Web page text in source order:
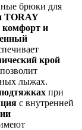
брюки для
TORAY
комфорт и
крой
лыжах.
при
с внутренней